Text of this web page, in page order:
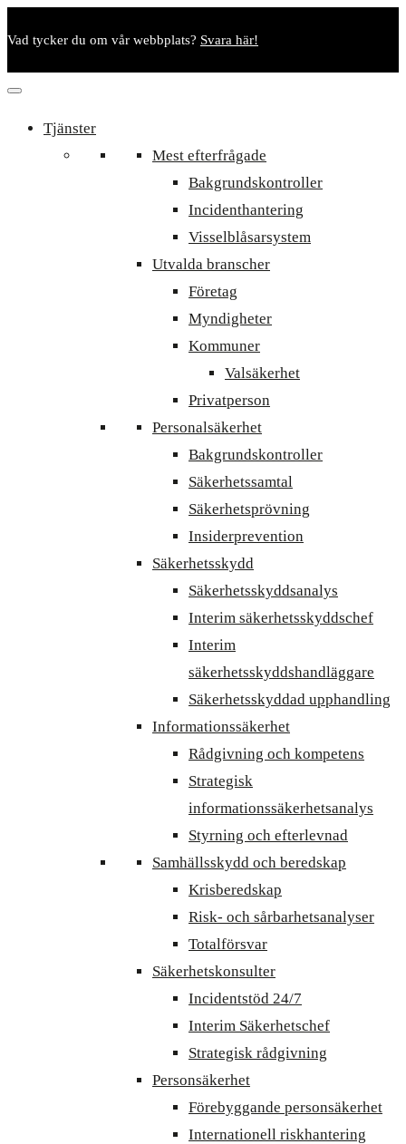
Vad tycker du om vår webbplats? Svara här!
Tjänster
Mest efterfrågade
Bakgrundskontroller
Incidenthantering
Visselblåsarsystem
Utvalda branscher
Företag
Myndigheter
Kommuner
Valsäkerhet
Privatperson
Personalsäkerhet
Bakgrundskontroller
Säkerhetssamtal
Säkerhetsprövning
Insiderprevention
Säkerhetsskydd
Säkerhetsskyddsanalys
Interim säkerhetsskyddschef
Interim
säkerhetsskyddshandläggare
Säkerhetsskyddad upphandling
Informationssäkerhet
Rådgivning och kompetens
Strategisk
informationssäkerhetsanalys
Styrning och efterlevnad
Samhällsskydd och beredskap
Krisberedskap
Risk- och sårbarhetsanalyser
Totalförsvar
Säkerhetskonsulter
Incidentstöd 24/7
Interim Säkerhetschef
Strategisk rådgivning
Personsäkerhet
Förebyggande personsäkerhet
Internationell riskhantering